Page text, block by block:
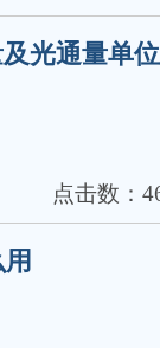
光通量单
点击数：